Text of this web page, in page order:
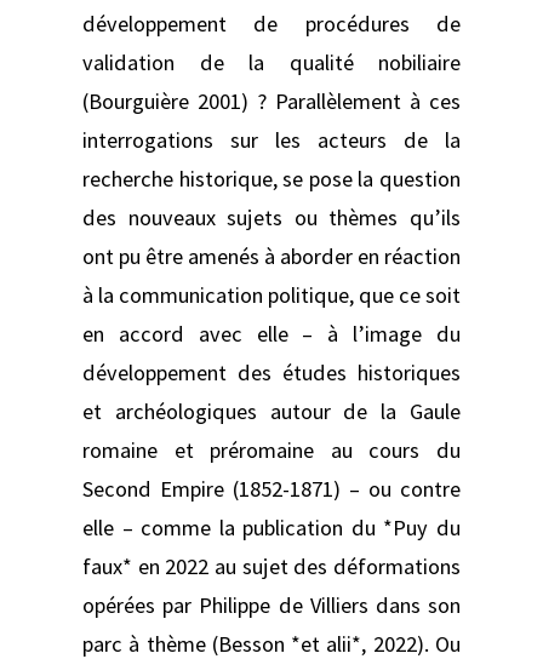
développement de procédures de
validation de la qualité nobiliaire
(Bourguière 2001) ? Parallèlement à ces
interrogations sur les acteurs de la
recherche historique, se pose la question
des nouveaux sujets ou thèmes qu’ils
ont pu être amenés à aborder en réaction
à la communication politique, que ce soit
en accord avec elle – à l’image du
développement des études historiques
et archéologiques autour de la Gaule
romaine et préromaine au cours du
Second Empire (1852-1871) – ou contre
elle – comme la publication du *Puy du
faux* en 2022 au sujet des déformations
opérées par Philippe de Villiers dans son
parc à thème (Besson *et alii*, 2022). Ou